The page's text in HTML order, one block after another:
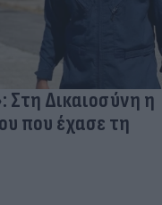
Στη Δικαιοσύνη η
που έχασε τη